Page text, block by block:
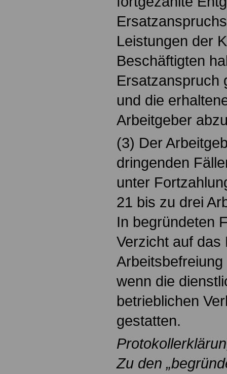
Leistungen der
Beschäftigten
Ersatzanspruch
und die
Arbeitgeber
(3) Der
dringenden
unter
21 bis zu drei
In begründeten
Verzicht auf das
wenn die
betrieblichen
gestatten.
Zu den